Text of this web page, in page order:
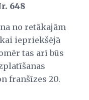
648
no retākajām
iepriekšējā
tas arī būs
franšīzes 20.